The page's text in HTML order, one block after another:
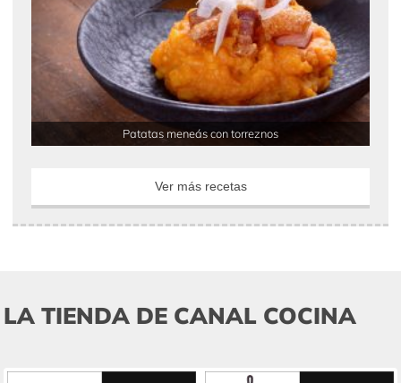
Patatas meneás con torreznos
Ver más recetas
LA TIENDA DE CANAL COCINA